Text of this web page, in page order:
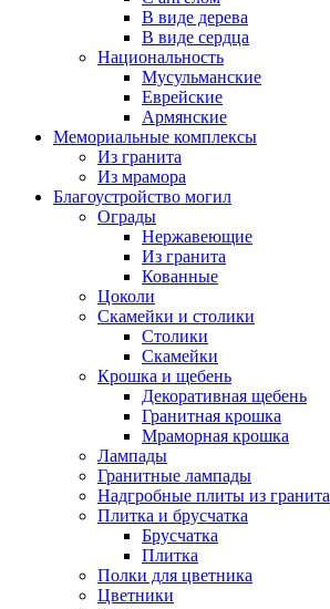
В виде дерева
В виде сердца
Национальность
Мусульманские
Еврейские
Армянские
Мемориальные комплексы
Из гранита
Из мрамора
Благоустройство могил
Ограды
Нержавеющие
Из гранита
Кованные
Цоколи
Скамейки и столики
Столики
Скамейки
Крошка и щебень
Декоративная щебень
Гранитная крошка
Мраморная крошка
Лампады
Гранитные лампады
Надгробные плиты из гранита
Плитка и брусчатка
Брусчатка
Плитка
Полки для цветника
Цветники